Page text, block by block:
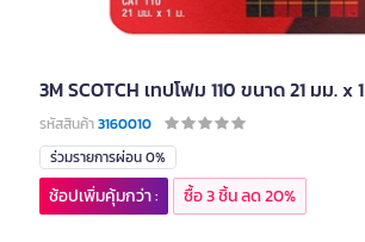
3M SCOTCH เทปโฟม 110 ขนาด 21 มม. x
รหัสสินค้า3160010
ร่วมรายการผ่อน 0%
ช้อปเพิ่มคุ้มกว่า : ซื้อ 3 ชิ้น ลด 20%